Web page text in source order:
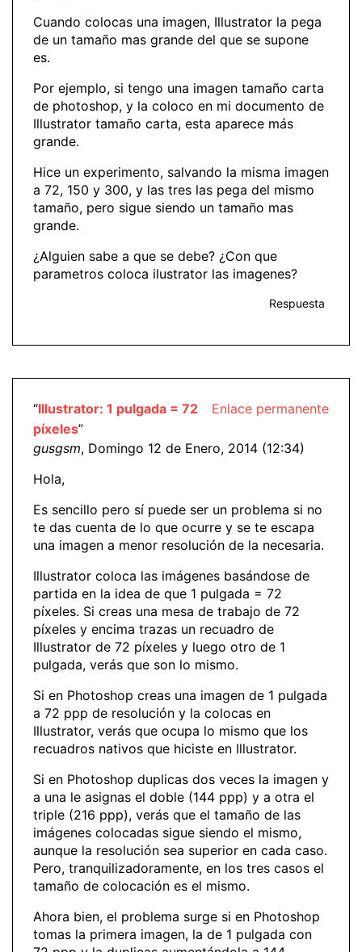
Cuando colocas una imagen, Illustrator la pega
de un tamaño mas grande del que se supone
es.
Por ejemplo, si tengo una imagen tamaño carta
de photoshop, y la coloco en mi documento de
Illustrator tamaño carta, esta aparece más
grande.
Hice un experimento, salvando la misma imagen
a 72, 150 y 300, y las tres las pega del mismo
tamaño, pero sigue siendo un tamaño mas
grande.
¿Alguien sabe a que se debe? ¿Con que
parametros coloca ilustrator las imagenes?
Respuesta
Enlace permanente
“Illustrator: 1 pulgada = 72
píxeles”
gusgsm, Domingo 12 de Enero, 2014 (12:34)
Hola,
Es sencillo pero sí puede ser un problema si no
te das cuenta de lo que ocurre y se te escapa
una imagen a menor resolución de la necesaria.
Illustrator coloca las imágenes basándose de
partida en la idea de que 1 pulgada = 72
píxeles. Si creas una mesa de trabajo de 72
píxeles y encima trazas un recuadro de
Illustrator de 72 píxeles y luego otro de 1
pulgada, verás que son lo mismo.
Si en Photoshop creas una imagen de 1 pulgada
a 72 ppp de resolución y la colocas en
Illustrator, verás que ocupa lo mismo que los
recuadros nativos que hiciste en Illustrator.
Si en Photoshop duplicas dos veces la imagen y
a una le asignas el doble (144 ppp) y a otra el
triple (216 ppp), verás que el tamaño de las
imágenes colocadas sigue siendo el mismo,
aunque la resolución sea superior en cada caso.
Pero, tranquilizadoramente, en los tres casos el
tamaño de colocación es el mismo.
Ahora bien, el problema surge si en Photoshop
tomas la primera imagen, la de 1 pulgada con